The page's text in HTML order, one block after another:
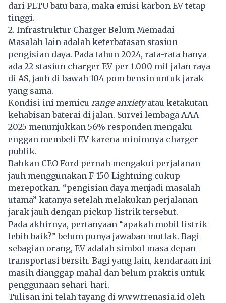
dari PLTU batu bara, maka emisi karbon EV tetap
tinggi.
2. Infrastruktur Charger Belum Memadai
Masalah lain adalah keterbatasan stasiun
pengisian daya. Pada tahun 2024, rata-rata hanya
ada 22 stasiun charger EV per 1.000 mil jalan raya
di AS, jauh di bawah 104 pom bensin untuk jarak
yang sama.
Kondisi ini memicu range anxietyatau ketakutan
kehabisan baterai di jalan. Survei lembaga AAA
2025 menunjukkan 56% responden mengaku
enggan membeli EV karena minimnya charger
publik.
Bahkan CEO Ford pernah mengakui perjalanan
jauh menggunakan F-150 Lightning cukup
merepotkan. “pengisian daya menjadi masalah
utama” katanya setelah melakukan perjalanan
jarak jauh dengan pickup listrik tersebut.
Pada akhirnya, pertanyaan “apakah mobil listrik
lebih baik?” belum punya jawaban mutlak. Bagi
sebagian orang, EV adalah simbol masa depan
transportasi bersih. Bagi yang lain, kendaraan ini
masih dianggap mahal dan belum praktis untuk
penggunaan sehari-hari.
Tulisan ini telah tayang di www.trenasia.id oleh